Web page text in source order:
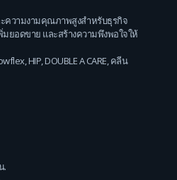
ความงามคุณภาพสูงสำหรับธุรกิจ
ยอดขาย และสร้างความพึงพอใจให้
,HIP,DOUBLE A CARE,คลีน
.